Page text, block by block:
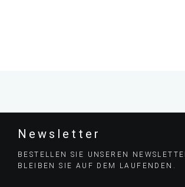
Newsletter
BESTELLEN SIE UNSEREN
BLEIBEN SIE AUF DEM LAUFENDEN.